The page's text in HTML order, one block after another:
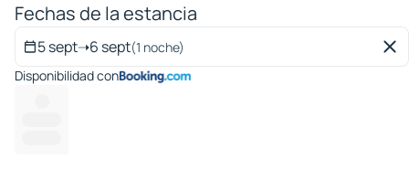
Fechas de la estancia
5 sept➝6 sept(1 noche)
Disponibilidad con